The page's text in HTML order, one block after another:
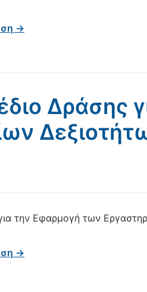
→
Δράσης
την Εφαρμογή των
→